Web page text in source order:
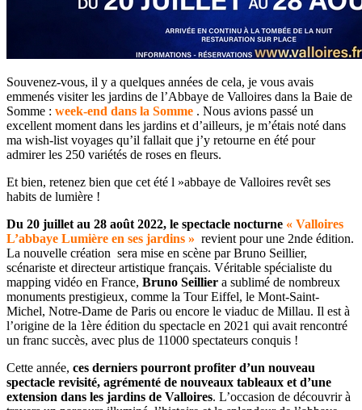
Souvenez-vous, il y a quelques années de cela, je vous avais
emmenés visiter les jardins de l’Abbaye de Valloires dans la Baie de
Somme : week-end dans la Somme . Nous avions passé un
excellent moment dans les jardins et d’ailleurs, je m’étais noté dans
ma wish-list voyages qu’il fallait que j’y retourne en été pour
admirer les 250 variétés de roses en fleurs.
Et bien, retenez bien que cet été l »abbaye de Valloires revêt ses
habits de lumière !
Du 20 juillet au 28 août 2022, le spectacle nocturne « Valloires
L’abbaye Lumière en ses jardins » revient pour une 2nde édition.
La nouvelle création sera mise en scène par Bruno Seillier,
scénariste et directeur artistique français. Véritable spécialiste du
mapping vidéo en France, Bruno Seillier a sublimé de nombreux
monuments prestigieux, comme la Tour Eiffel, le Mont-Saint-
Michel, Notre-Dame de Paris ou encore le viaduc de Millau. Il est à
l’origine de la 1ère édition du spectacle en 2021 qui avait rencontré
un franc succès, avec plus de 11000 spectateurs conquis !
Cette année, ces derniers pourront profiter d’un nouveau
spectacle revisité, agrémenté de nouveaux tableaux et d’une
extension dans les jardins de Valloires. L’occasion de découvrir à